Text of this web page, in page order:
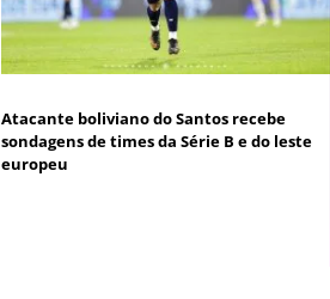
Atacante boliviano do Santos recebe
sondagens de times da Série B e do leste
europeu